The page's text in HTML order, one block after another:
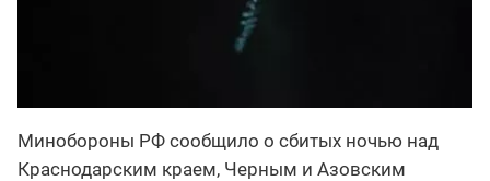
Минобороны РФ сообщило о сбитых ночью над
Краснодарским краем, Черным и Азовским